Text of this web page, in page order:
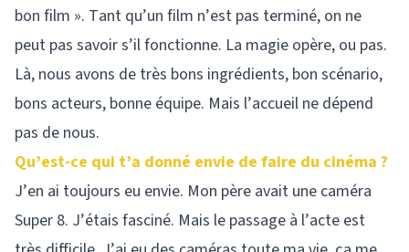
bon film ». Tant qu’un film n’est pas terminé, on ne
peut pas savoir s’il fonctionne. La magie opère, ou pas.
Là, nous avons de très bons ingrédients, bon scénario,
bons acteurs, bonne équipe. Mais l’accueil ne dépend
pas de nous.
Qu’est-ce qui t’a donné envie de faire du cinéma ?
J’en ai toujours eu envie. Mon père avait une caméra
Super 8. J’étais fasciné. Mais le passage à l’acte est